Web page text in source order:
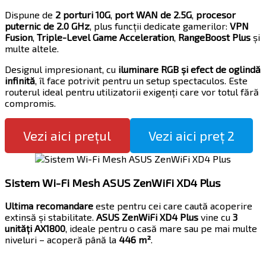
Dispune de 2 porturi 10G port WAN de 2.5G procesor
puternic de 2.0 GHz , plus funcții dedicate gamerilor: VPN
Fusion Triple-Level Game Acceleration RangeBoost Plus și
multe altele.
Designul impresionant, cu iluminare RGB și efect de oglindă
infinită , îl face potrivit pentru un setup spectaculos. Este
routerul ideal pentru utilizatorii exigenți care vor totul fără
compromis.
Vezi aici prețul Vezi aici preț 2
Sistem Wi-Fi Mesh ASUS ZenWiFi XD4 Plus
Ultima recomandare este pentru cei care caută acoperire
extinsă și stabilitate. ASUS ZenWiFi XD4 Plus vine cu 3
unități AX1800, ideale pentru o casă mare sau pe mai multe
niveluri – acoperă până la 446 m².